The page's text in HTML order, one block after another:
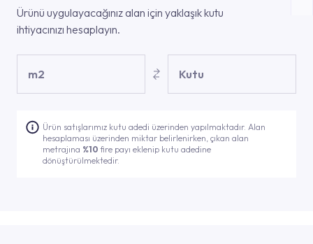
Ürünü uygulayacağınız alan için yaklaşık kutu
ihtiyacınızı hesaplayın.
m2 Kutu
Ürün satışlarımız kutu adedi üzerinden yapılmaktadır. Alan
hesaplaması üzerinden miktar belirlenirken, çıkan alan
metrajına %10fire payı eklenip kutu adedine
dönüştürülmektedir.